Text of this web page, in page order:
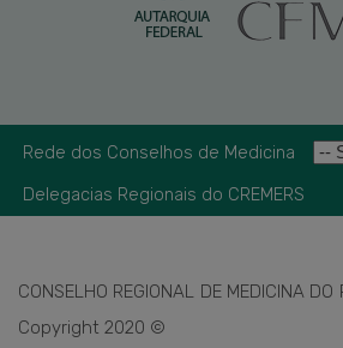
Rede dos Conselhos de Medicina
Delegacias Regionais do CREMERS
CONSELHO REGIONAL DE MEDICINA
Copyright 2020 ©